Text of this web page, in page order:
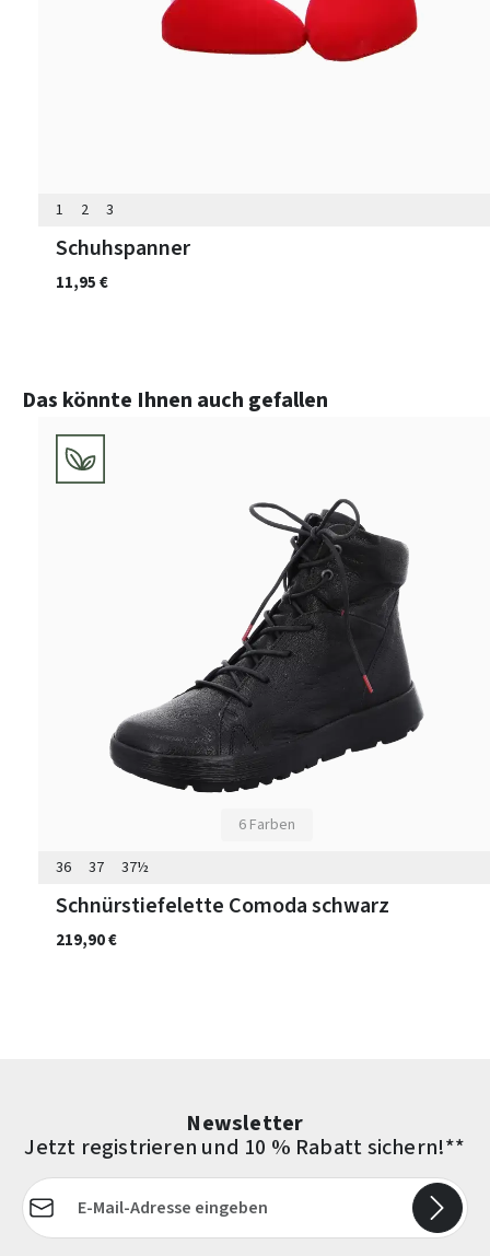
1 2 3
Schuhspanner
11,95 €
Produktgalerie überspringen
Das könnte Ihnen auch gefallen
6 Farben
36
37 37½
Schnürstiefelette Comoda schwarz
219,90 €
Newsletter
Jetzt registrieren und 10 % Rabatt sichern!**
E-Mail-Adresse*